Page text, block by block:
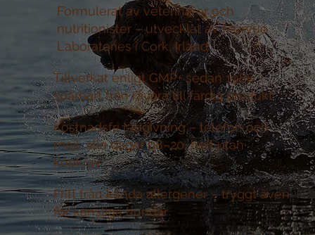
Formulerat av veterinärer och
nutritionister –utvecklat av Mervue
Laboratories i Cork, Irland
Tillverkat enligt GMP+ sedan 1986 –
spårbart från råvara till färdig produkt
Kostnadsfri rådgivning –telefon och
mejl, alla dagar 08–20, helt utan
köpkrav
Fritt från kända allergener –tryggt även
för känsliga hundar